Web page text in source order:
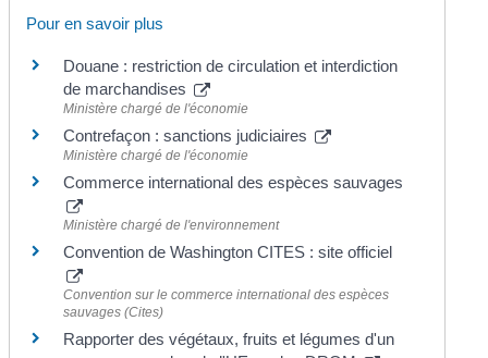
Pour en savoir plus
Douane : restriction de circulation et interdiction
de marchandises
Ministère chargé de l'économie
Contrefaçon : sanctions judiciaires
Ministère chargé de l'économie
Commerce international des espèces sauvages
Ministère chargé de l'environnement
Convention de Washington CITES : site officiel
Convention sur le commerce international des espèces
sauvages (Cites)
Rapporter des végétaux, fruits et légumes d'un